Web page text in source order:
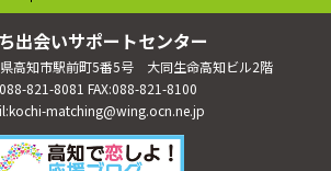
出会いサポートセンター
高知市駅前町5番5号 大同生命高知ビル2階
821-8081 FAX:088-821-8100
matching@wing.ocn.ne.jp